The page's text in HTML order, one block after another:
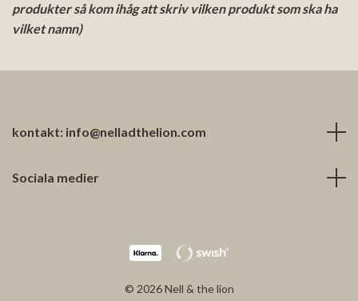
produkter så kom ihåg att skriv vilken produkt som ska ha
vilket namn)
kontakt: info@nelladthelion.com
Sociala medier
© 2026 Nell & the lion